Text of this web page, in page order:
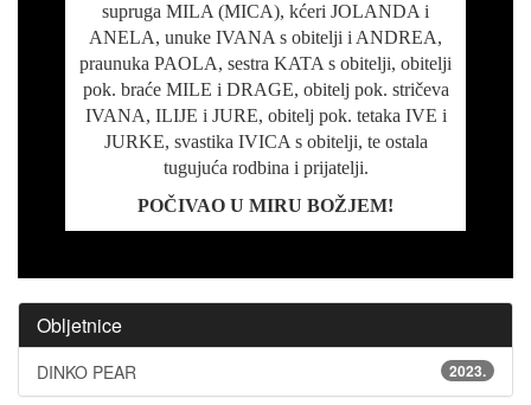
supruga MILA (MICA), kćeri JOLANDA i
ANELA, unuke IVANA s obitelji i ANDREA,
praunuka PAOLA, sestra KATA s obitelji, obitelji
pok. braće MILE i DRAGE, obitelj pok. stričeva
IVANA, ILIJE i JURE, obitelj pok. tetaka IVE i
JURKE, svastika IVICA s obitelji, te ostala
tugujuća rodbina i prijatelji.
POČIVAO U MIRU BOŽJEM!
Obljetnice
DINKO PEAR 2023.